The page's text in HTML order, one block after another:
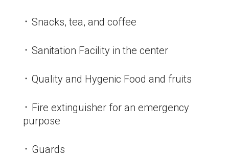
᛫ Snacks, tea, and coffee
᛫ Sanitation Facility in the center
᛫ Quality and Hygenic Food and fruits
᛫ Fire extinguisher for an emergency
purpose
᛫ Guards